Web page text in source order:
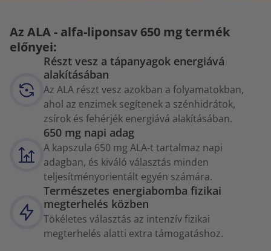
Az ALA - alfa-liponsav 650 mg termék
előnyei:
Részt vesz a tápanyagok energiává
alakításában
Az ALA részt vesz azokban a folyamatokban,
ahol az enzimek segítenek a szénhidrátok,
zsírok és fehérjék energiává alakításában.
650 mg napi adag
A kapszula 650 mg ALA-t tartalmaz napi
adagban, és kiváló választás minden
teljesítményorientált egyén számára.
Természetes energiabomba fizikai
megterhelés közben
Tökéletes választás az intenzív fizikai
megterhelés alatti extra támogatáshoz.